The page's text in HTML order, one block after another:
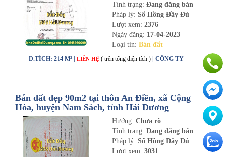
Tình trạng: Đang đăng bán
Pháp lý: Sổ Hồng Đầy Đủ
Lượt xem: 2376
Ngày đăng: 17-04-2023
Loại tin: Bán đất
D.TÍCH: 214 M² | LIÊN HỆ ( trên tổng diện tích ) | CÔNG TY
Bán đất đẹp 90m2 tại thôn An Điền, xã Cộng
Hòa, huyện Nam Sách, tỉnh Hải Dương
Hướng: Chưa rõ
Tình trạng: Đang đăng bán
Pháp lý: Sổ Hồng Đầy Đủ
Lượt xem: 3031